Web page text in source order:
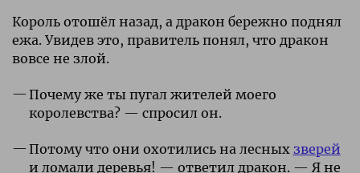
Король отошёл назад, а дракон бережно поднял
ежа. Увидев это, правитель понял, что дракон
вовсе не злой.
Почему же ты пугал жителей моего
королевства? — спросил он.
Потому что они охотились на лесных зверей
и ломали деревья! — ответил дракон. — Я не